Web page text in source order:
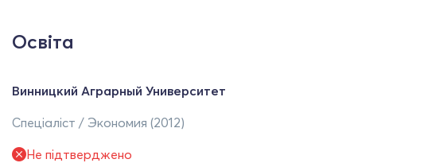
Освіта
Винницкий Аграрный Университет
Спеціаліст / Экономия (2012)
Не підтверджено